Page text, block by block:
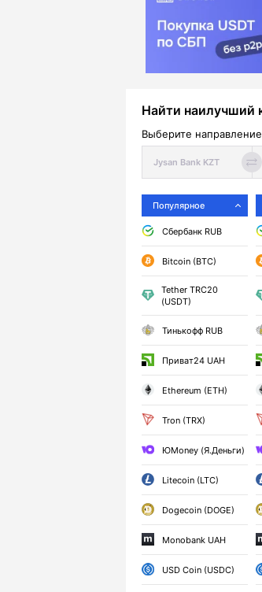
Найти наилучший
Выберите
Популярное
Сбербанк RUB
Bitcoin (BTC)
Tether TRC20
(USDT)
Тинькофф RUB
Приват24 UAH
Ethereum (ETH)
Tron (TRX)
ЮMoney (Я.Деньги)
Litecoin (LTC)
Dogecoin (DOGE)
Monobank UAH
USD Coin (USDC)